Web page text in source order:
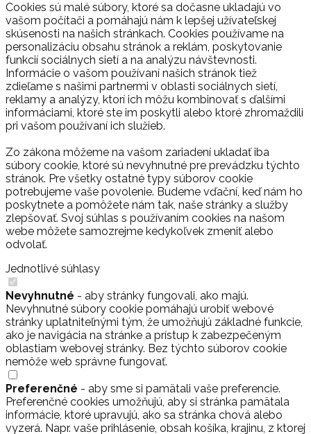
Cookies sú malé súbory, ktoré sa dočasne ukladajú vo
vašom počítači a pomáhajú nám k lepšej užívateľskej
skúsenosti na našich stránkach. Cookies používame na
personalizáciu obsahu stránok a reklám, poskytovanie
funkcií sociálnych sietí a na analýzu návštevnosti.
Informácie o vašom používaní našich stránok tiež
zdieľame s našimi partnermi v oblasti sociálnych sietí,
reklamy a analýzy, ktorí ich môžu kombinovať s ďalšími
informáciami, ktoré ste im poskytli alebo ktoré zhromaždili
pri vašom používaní ich služieb.
Zo zákona môžeme na vašom zariadení ukladať iba
súbory cookie, ktoré sú nevyhnutné pre prevádzku týchto
stránok. Pre všetky ostatné typy súborov cookie
potrebujeme vaše povolenie. Budeme vďační, keď nám ho
poskytnete a pomôžete nám tak, naše stránky a služby
zlepšovať. Svoj súhlas s používaním cookies na našom
webe môžete samozrejme kedykoľvek zmeniť alebo
odvolať.
Jednotlivé súhlasy
Nevyhnutné - aby stránky fungovali, ako majú.
Nevyhnutné súbory cookie pomáhajú urobiť webové
stránky uplatniteľnými tým, že umožňujú základné funkcie,
ako je navigácia na stránke a prístup k zabezpečeným
oblastiam webovej stránky. Bez týchto súborov cookie
nemôže web správne fungovať.
Preferenčné - aby sme si pamätali vaše preferencie.
Preferenčné cookies umožňujú, aby si stránka pamätala
informácie, ktoré upravujú, ako sa stránka chová alebo
vyzerá. Napr. vaše prihlásenie, obsah košíka, krajinu, z ktorej